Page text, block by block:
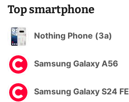
Top smartphone
Nothing Phone (3a)
Samsung Galaxy A56
Samsung Galaxy S24 FE